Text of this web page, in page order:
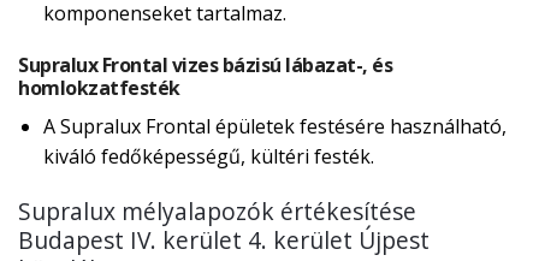
komponenseket tartalmaz.
Supralux Frontal vizes bázisú lábazat-, és
homlokzatfesték
A Supralux Frontal épületek festésére használható,
kiváló fedőképességű, kültéri festék.
Supralux mélyalapozók értékesítése
Budapest IV. kerület 4. kerület Újpest